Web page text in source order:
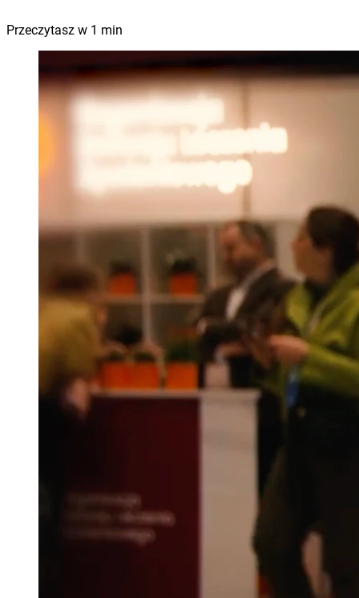
Przeczytasz w 1 min